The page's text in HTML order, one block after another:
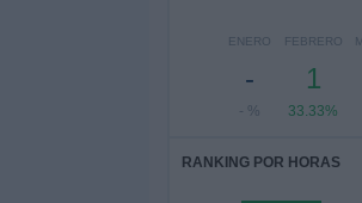
ENERO
-
- %
FEBRERO
1
33.33%
RANKING POR HORAS